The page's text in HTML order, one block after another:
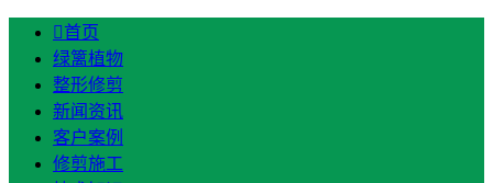
首页
绿篱植物
整形修剪
新闻资讯
客户案例
修剪施工